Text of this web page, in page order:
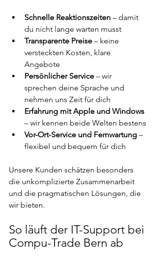
Schnelle Reaktionszeiten – damit
du nicht lange warten musst
Transparente Preise – keine
versteckten Kosten, klare
Angebote
Persönlicher Service – wir
sprechen deine Sprache und
nehmen uns Zeit für dich
Erfahrung mit Apple und Windows
– wir kennen beide Welten bestens
Vor-Ort-Service und Fernwartung –
flexibel und bequem für dich
Unsere Kunden schätzen besonders
die unkomplizierte Zusammenarbeit
und die pragmatischen Lösungen, die
wir bieten.
So läuft der IT-Support bei
Compu-Trade Bern ab